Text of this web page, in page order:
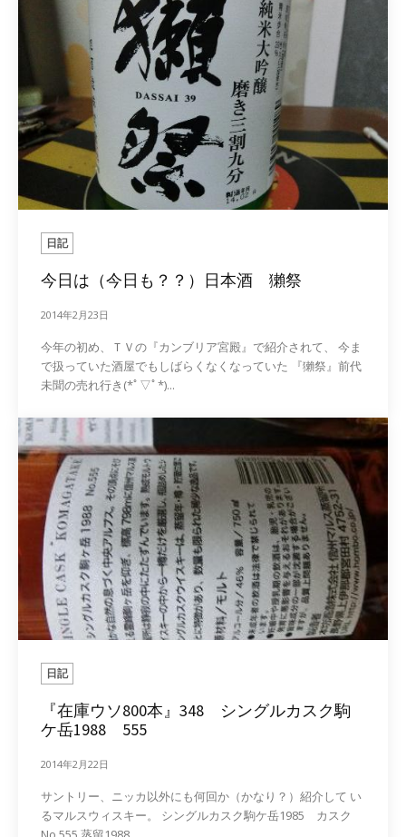
日記
今日は（今日も？？）日本酒 獺祭
2014年2月23日
今年の初め、ＴＶの『カンブリア宮殿』で紹介されて、 今ま
で扱っていた酒屋でもしばらくなくなっていた 『獺祭』前代
未聞の売れ行き(*ﾟ▽ﾟ*)...
日記
『在庫ウソ800本』348 シングルカスク駒
ケ岳1988 555
2014年2月22日
サントリー、ニッカ以外にも何回か（かなり？）紹介して い
るマルスウィスキー。 シングルカスク駒ケ岳1985 カスク